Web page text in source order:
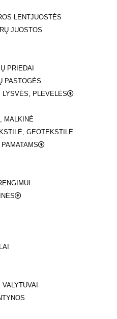
LENTJUOSTĖS
JUOSTOS
PRIEDAI
PASTOGĖS
LYSVĖS, PLĖVELĖS
MALKINĖ
GEOTEKSTILĖ